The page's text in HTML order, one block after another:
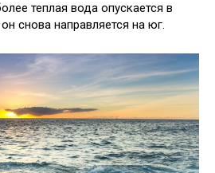
теплая вода опускается в
снова направляется на юг.